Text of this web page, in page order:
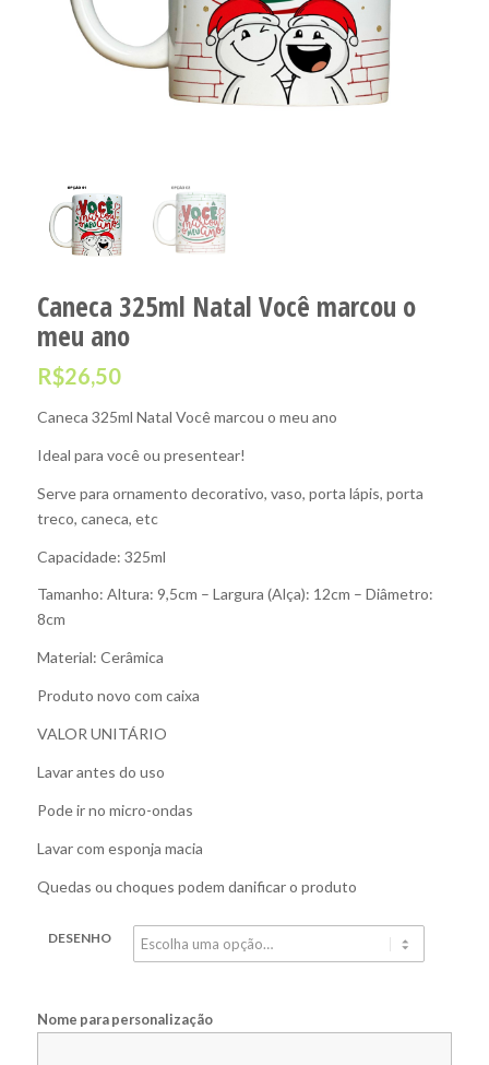
Caneca 325ml Natal Você marcou o
meu ano
R$26,50
Caneca 325ml Natal Você marcou o meu ano
Ideal para você ou presentear!
Serve para ornamento decorativo, vaso, porta lápis, porta
treco, caneca, etc
Capacidade: 325ml
Tamanho: Altura: 9,5cm – Largura (Alça): 12cm – Diâmetro:
8cm
Material: Cerâmica
Produto novo com caixa
VALOR UNITÁRIO
Lavar antes do uso
Pode ir no micro-ondas
Lavar com esponja macia
Quedas ou choques podem danificar o produto
DESENHO
Nome para personalização